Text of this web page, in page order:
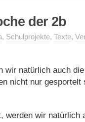
der 2b
, Schulprojekte, Texte,
wir natürlich auch
nicht nur gesportelt
werden wir natürlich